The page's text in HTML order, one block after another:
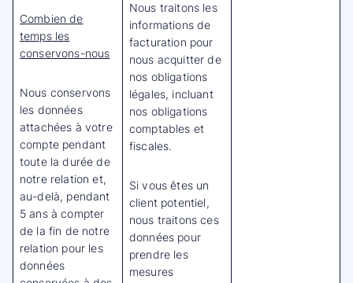
Combien de
temps les
conservons-nous
Nous conservons
les données
attachées à votre
compte pendant
toute la durée de
notre relation et,
au-delà, pendant
5 ans à compter
de la fin de notre
relation pour les
données
Nous traitons les
informations de
facturation pour
nous acquitter de
nos obligations
légales, incluant
nos obligations
comptables et
fiscales.
Si vous êtes un
client potentiel,
nous traitons ces
données pour
prendre les
mesures